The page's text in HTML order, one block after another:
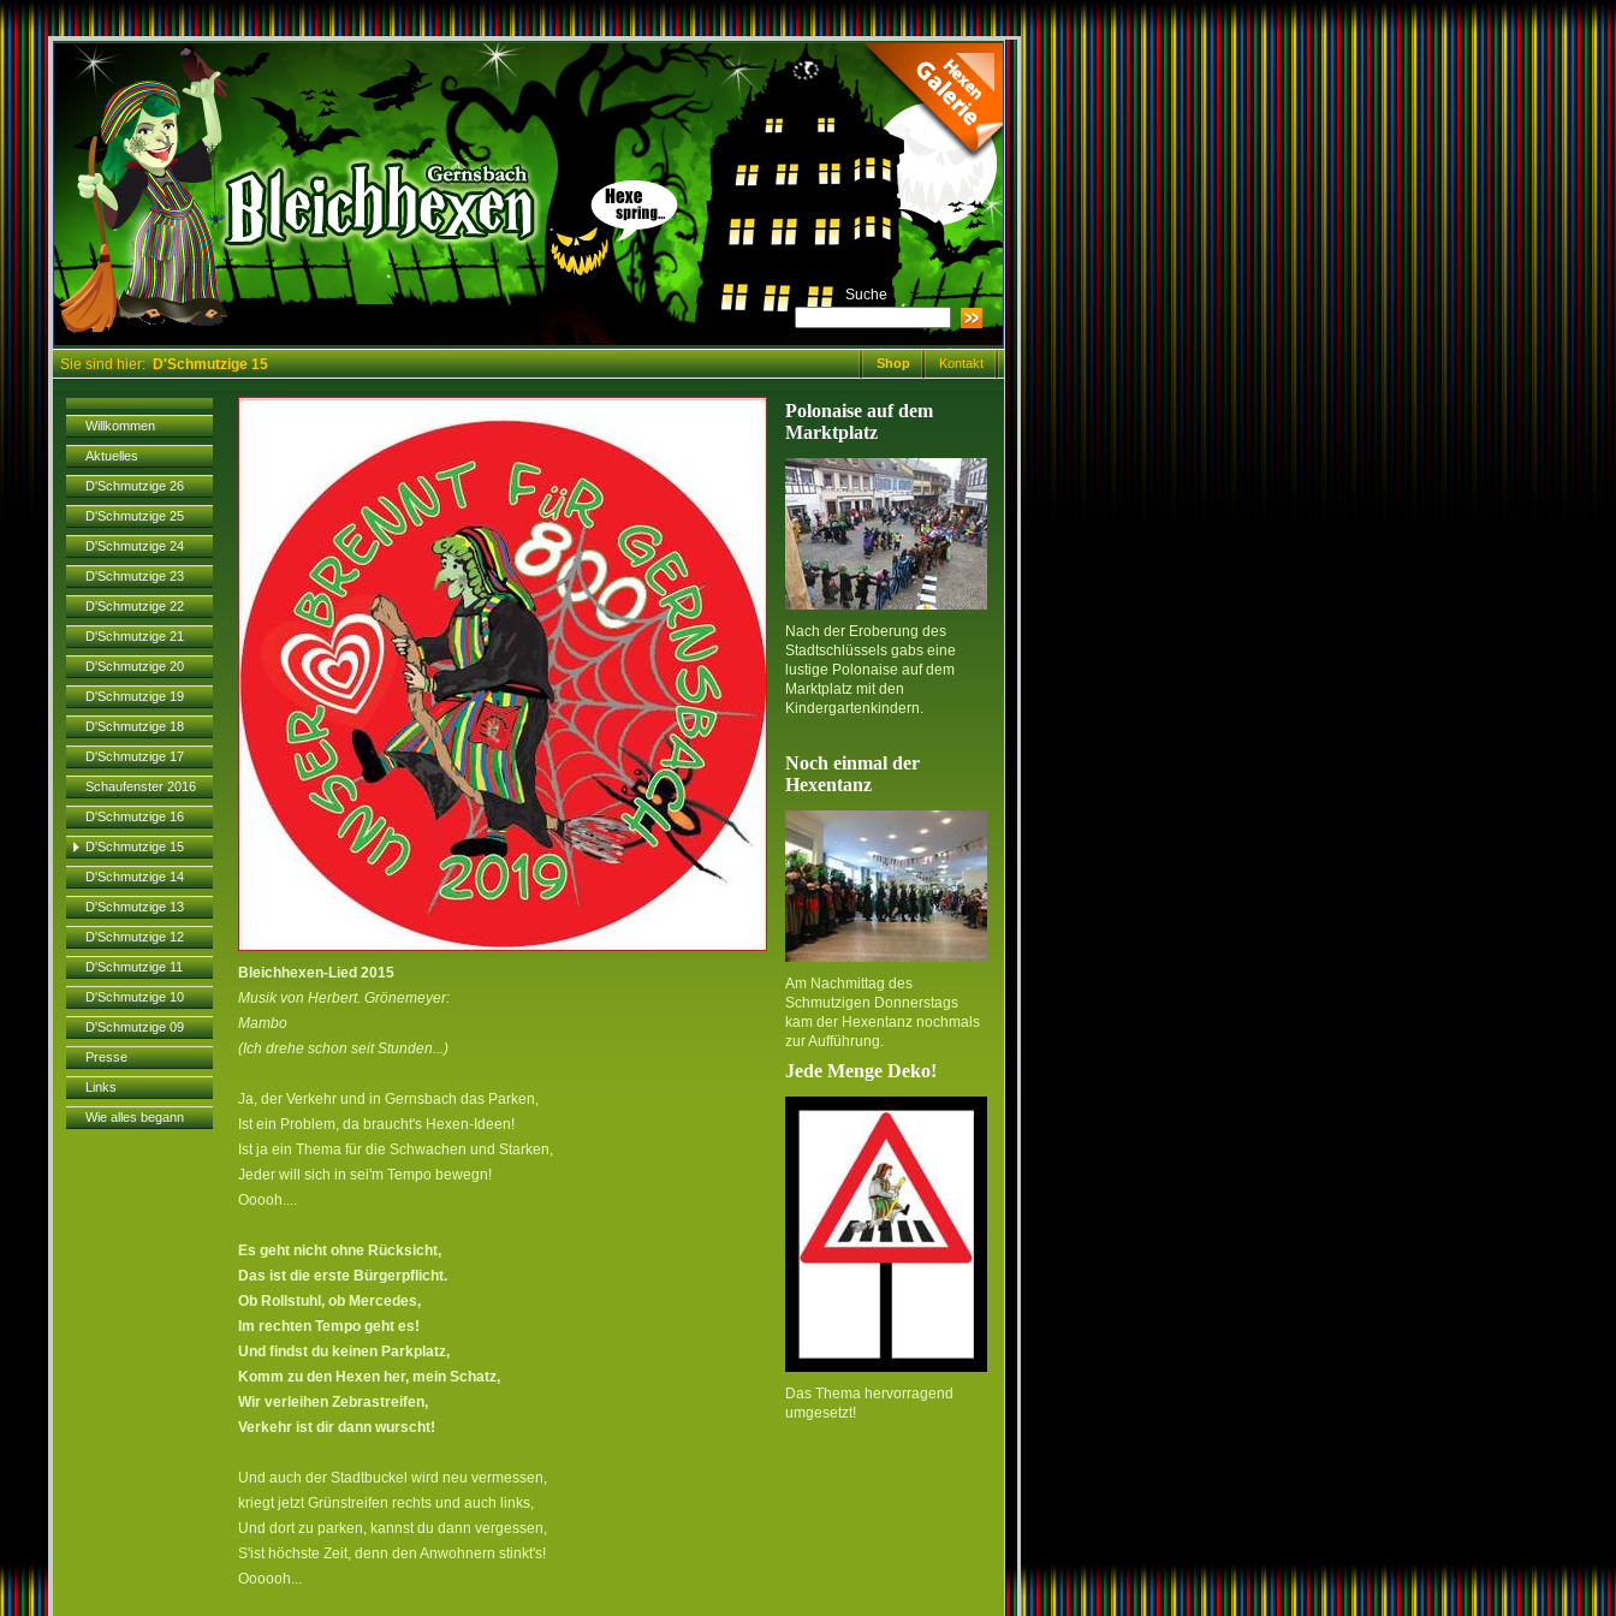
Suche
Sie sind hier:D'Schmutzige 15 Shop Kontakt
Willkommen
Aktuelles
D'Schmutzige 26
D'Schmutzige 25
D'Schmutzige 24
D'Schmutzige 23
D'Schmutzige 22
D'Schmutzige 21
D'Schmutzige 20
D'Schmutzige 19
D'Schmutzige 18
D'Schmutzige 17
Schaufenster 2016
D'Schmutzige 16
D'Schmutzige 15
D'Schmutzige 14
D'Schmutzige 13
D'Schmutzige 12
D'Schmutzige 11
D'Schmutzige 10
D'Schmutzige 09
Presse
Links
Wie alles begann
Bleichhexen-Lied 2015
Musik von Herbert. Grönemeyer:
Mambo
(Ich drehe schon seit Stunden...)
Ja, der Verkehr und in Gernsbach das Parken,
Ist ein Problem, da braucht's Hexen-Ideen!
Ist ja ein Thema für die Schwachen und Starken,
Jeder will sich in sei'm Tempo bewegn!
Ooooh....
Es geht nicht ohne Rücksicht,
Das ist die erste Bürgerpflicht.
Ob Rollstuhl, ob Mercedes,
Im rechten Tempo geht es!
Und findst du keinen Parkplatz,
Komm zu den Hexen her, mein Schatz,
Wir verleihen Zebrastreifen,
Verkehr ist dir dann wurscht!
Und auch der Stadtbuckel wird neu vermessen,
kriegt jetzt Grünstreifen rechts und auch links,
Und dort zu parken, kannst du dann vergessen,
S'ist höchste Zeit, denn den Anwohnern stinkt's!
Oooooh...
Polonaise auf dem
Marktplatz
Nach der Eroberung des
Stadtschlüssels gabs eine
lustige Polonaise auf dem
Marktplatz mit den
Kindergartenkindern.
Noch einmal der
Hexentanz
Am Nachmittag des
Schmutzigen Donnerstags
kam der Hexentanz nochmals
zur Aufführung.
Jede Menge Deko!
Das Thema hervorragend
umgesetzt!